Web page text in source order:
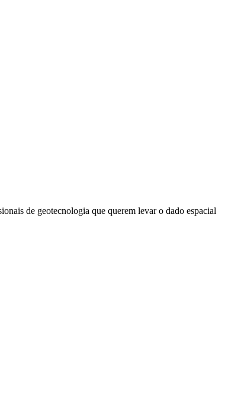
de geotecnologia que querem levar o dado espacial